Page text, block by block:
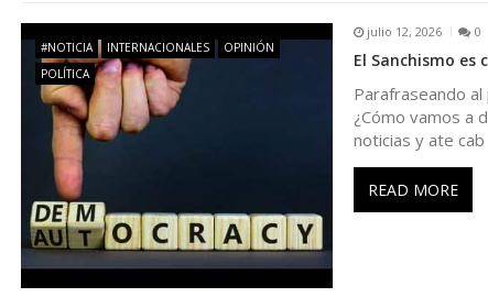
n
t
a
d
#NOTICIA INTERNACIONALES
OPINIÓN
POLÍTICA
julio 12, 2026 0
El Sanchismo
Parafraseando
¿Cómo vamos a
noticias y ate cab
READ MORE